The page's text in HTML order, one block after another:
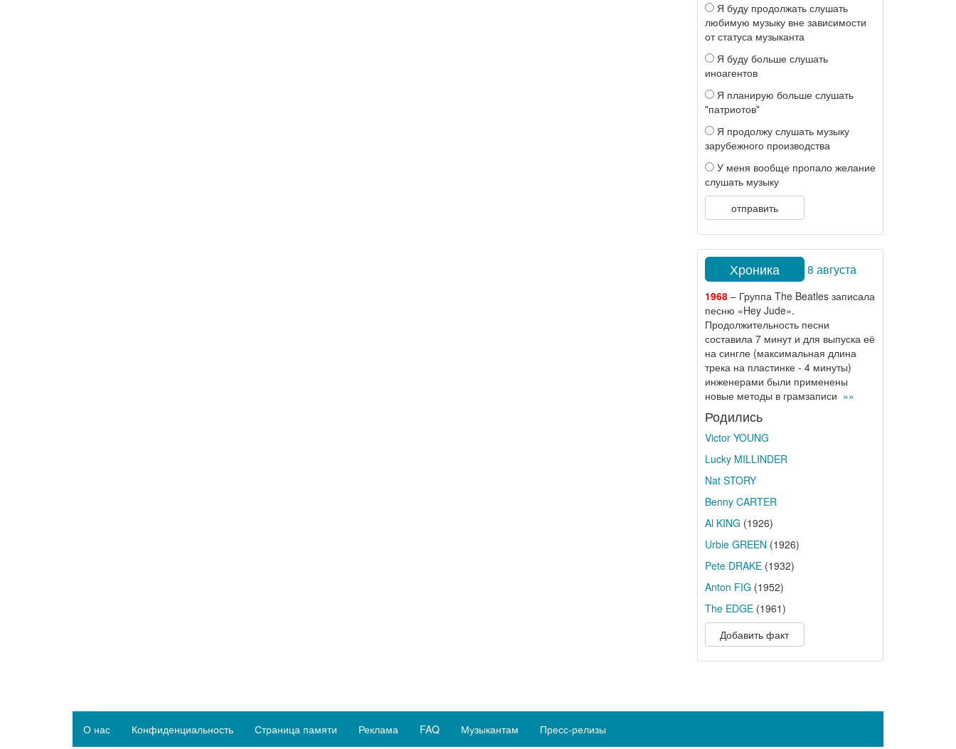
Я буду продолжать слушать
любимую музыку вне зависимости
от статуса музыканта
Я буду больше слушать
иноагентов
Я планирую больше слушать
"патриотов"
Я продолжу слушать музыку
зарубежного производства
У меня вообще пропало желание
слушать музыку
отправить
Хроника 8 августа
1968– Группа The Beatles записала
песню «Hey Jude».
Продолжительность песни
составила 7 минут и для выпуска её
на сингле (максимальная длина
трека на пластинке - 4 минуты)
инженерами были применены
новые методы в грамзаписи »»
Родились
Victor YOUNG
Lucky MILLINDER
Nat STORY
Benny CARTER
Al KING (1926)
Urbie GREEN (1926)
Pete DRAKE(1932)
Anton FIG (1952)
The EDGE(1961)
Добавить факт
О нас Конфиденциальность Страница памяти Реклама FAQ Музыкантам Пресс-релизы